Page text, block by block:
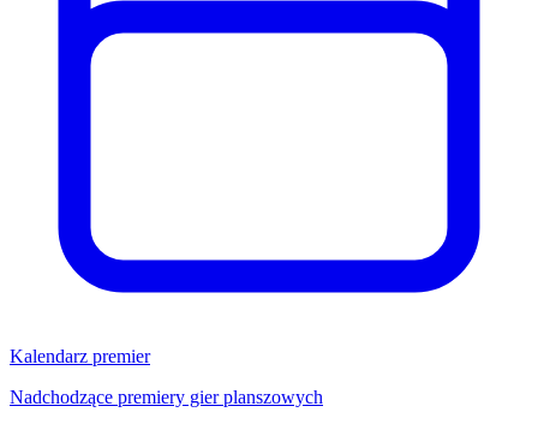
Kalendarz premier
Nadchodzące premiery gier planszowych